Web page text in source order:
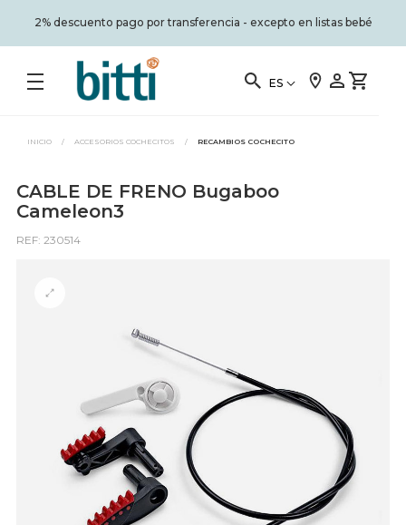
2% descuento pago por transferencia - excepto en listas bebé
ES
INICIO / ACCESORIOS COCHECITOS / RECAMBIOS COCHECITO
CABLE DE FRENO Bugaboo
Cameleon3
REF: 230514